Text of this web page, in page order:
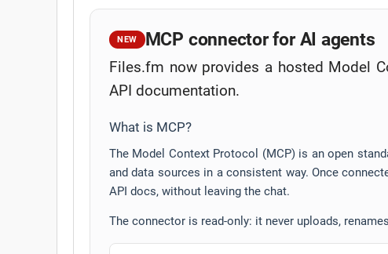
NEW MCP connector for AI agents
Files.fm now provides a hosted Model
API documentation.
What is MCP?
The Model Context Protocol (MCP) is an open
and data sources in a consistent way. Once
API docs, without leaving the chat.
The connector is read-only: it never uploads,